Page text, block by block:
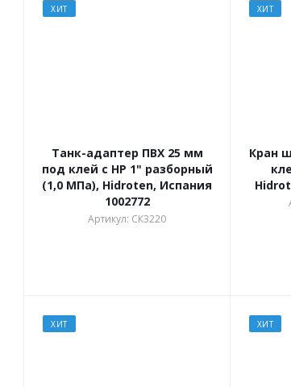
ХИТ
Танк-адаптер ПВХ 25 мм
под клей с НР 1" разборный
(1,0 МПа), Hidroten, Испания
1002772
Артикул: СК3220
ХИТ
Кран
ХИТ ХИТ